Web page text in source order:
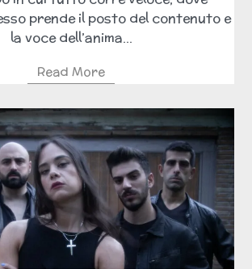
prende il posto del contenuto e
la voce dell’anima...
Read More